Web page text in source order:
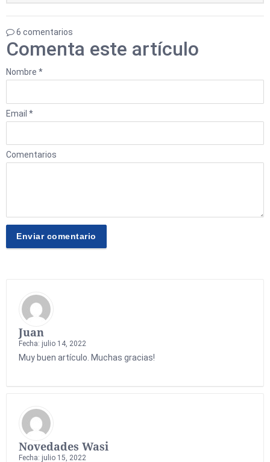
6 comentarios
Comenta este artículo
Nombre *
Email *
Comentarios
Juan
Fecha: julio 14, 2022
Muy buen artículo. Muchas gracias!
Novedades Wasi
Fecha: julio 15, 2022